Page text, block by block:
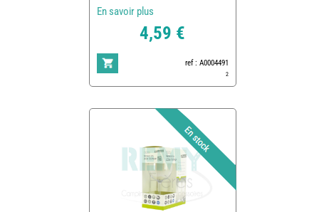
En savoir plus
4,59 €
ref : A0004491
2